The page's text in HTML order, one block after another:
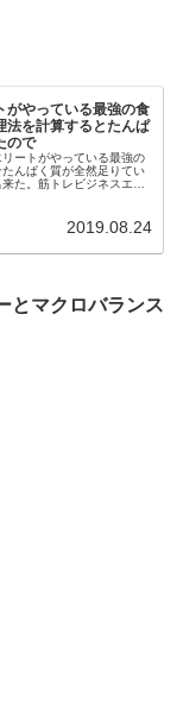
がやっている最強の食
法を計算するとたんぱ
ので
ートがやっている最強の
んぱく質が全然足りてい
た。筋トレビジネスエリ
2019.08.24
とマクロバランス